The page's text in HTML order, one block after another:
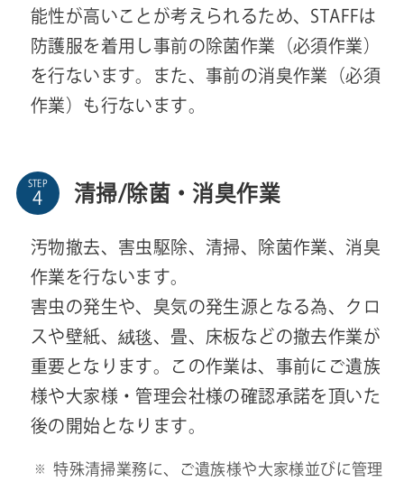
能性が高いことが考えられるため、STAFFは
防護服を着用し事前の除菌作業（必須作業）
を行ないます。また、事前の消臭作業（必須
作業）も行ないます。
STEP 清掃/除菌・消臭作業
汚物撤去、害虫駆除、清掃、除菌作業、消臭
作業を行ないます。
害虫の発生や、臭気の発生源となる為、クロ
スや壁紙、絨毯、畳、床板などの撤去作業が
重要となります。この作業は、事前にご遺族
様や大家様・管理会社様の確認承諾を頂いた
後の開始となります。
特殊清掃業務に、ご遺族様や大家様並びに管理